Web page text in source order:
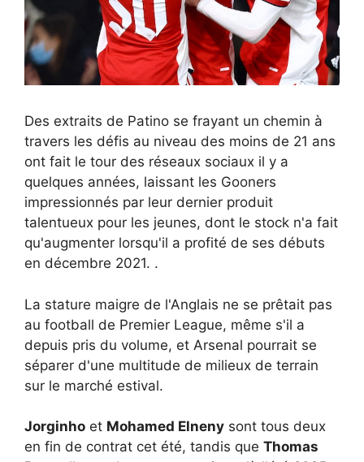
Des extraits de Patino se frayant un chemin à
travers les défis au niveau des moins de 21 ans
ont fait le tour des réseaux sociaux il y a
quelques années, laissant les Gooners
impressionnés par leur dernier produit
talentueux pour les jeunes, dont le stock n'a fait
qu'augmenter lorsqu'il a profité de ses débuts
en décembre 2021. .
La stature maigre de l'Anglais ne se prêtait pas
au football de Premier League, même s'il a
depuis pris du volume, et Arsenal pourrait se
séparer d'une multitude de milieux de terrain
sur le marché estival.
Jorginho et Mohamed Elneny sont tous deux
en fin de contrat cet été, tandis que Thomas